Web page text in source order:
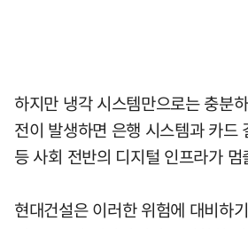
하지만 냉각 시스템만으로는 충분
전이 발생하면 은행 시스템과 카드
등 사회 전반의 디지털 인프라가
현대건설은 이러한 위험에 대비하